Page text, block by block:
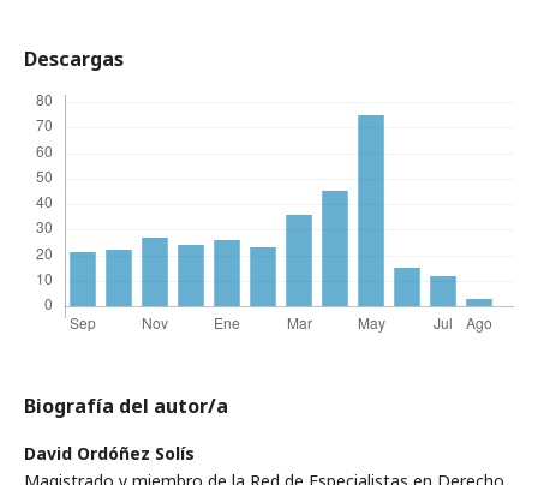
Descargas
Biografía del autor/a
David Ordóñez Solís